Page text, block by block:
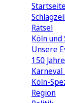
Rätsel
Köln
Unsere
150
Köln-
Region